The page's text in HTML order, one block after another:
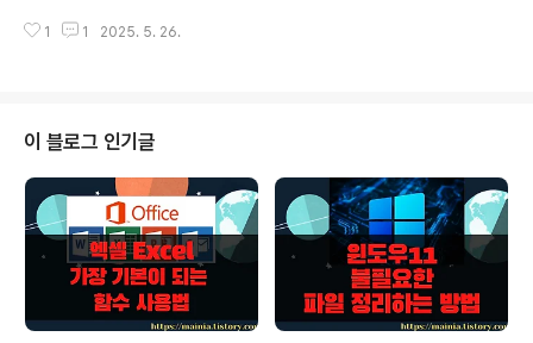
둔 것입니다. ※▶ MS 워드 페이지 나누기, 구역 나누기 구
에서 끝났습니다. 이번에는 글자만 키우는 것이 아니라 배
장식하기 ▼ 설정한 단락 첫 문자 가 밋밋해 보인다면 워드
에서 제공하는 서식을 적용해 보겠습니다. ▼ 개체를 선택
하고 오른쪽 마우스를 클릭합니다. 화면에 보이는 빠른 실
행메뉴를 띄우기 위해서는 개체 바깥쪽 점선 부분에서 클
릭해야 합니다. 다음은 빠른 실행 메뉴 목록에서 테두리 및
음영을 선택합니다. ..
1 1 2025. 5. 26.
이 블로그 인기글